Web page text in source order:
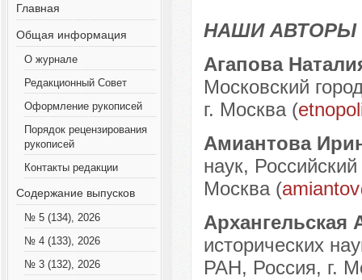
Наши авторы № 2-2018
Главная
Общая информация
О журнале
Редакционный Совет
Оформление рукописей
Порядок рецензирования
рукописей
Контакты редакции
Содержание выпусков
№ 5 (134), 2026
№ 4 (133), 2026
№ 3 (132), 2026
НАШИ АВТОРЫ
Агапова
Московский
г. Москва (
Амиантова
наук,
Москва (
Архангельская
исторических
РАН, Россия, г.